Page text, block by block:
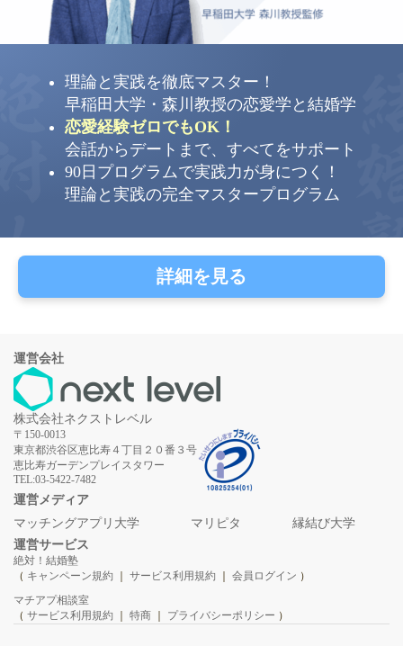
理論と実践を徹底マスター！
早稲田大学・森川教授の恋愛学と結婚学
恋愛経験ゼロでもOK！
会話からデートまで、すべてをサポート
90日プログラムで実践力が身につく！
理論と実践の完全マスタープログラム
詳細を見る
運営会社
株式会社ネクストレベル
〒150-0013
東京都渋谷区恵比寿４丁目２０番３号
恵比寿ガーデンプレイスタワー
TEL:03-5422-7482
運営メディア
マッチングアプリ大学
マリピタ
縁結び大学
運営サービス
絶対！結婚塾
（ キャンペーン規約 ｜ サービス利用規約 ｜ 会員ログイン ）
マチアプ相談室
（ サービス利用規約 ｜ 特商 ｜ プライバシーポリシー ）